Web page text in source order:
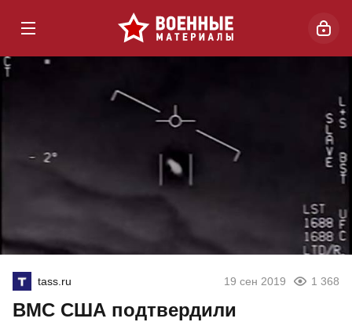
tass.ru 19 сен 2019 1 368
ВМС США подтвердили